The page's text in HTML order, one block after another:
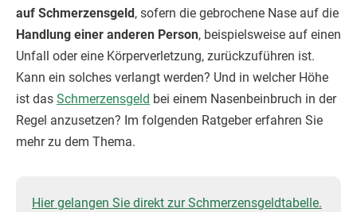
auf Schmerzensgeld, sofern die gebrochene Nase auf die
Handlung einer anderen Person, beispielsweise auf einen
Unfall oder eine Körperverletzung, zurückzuführen ist.
Kann ein solches verlangt werden? Und in welcher Höhe
ist das Schmerzensgeld bei einem Nasenbeinbruch in der
Regel anzusetzen? Im folgenden Ratgeber erfahren Sie
mehr zu dem Thema.
Hier gelangen Sie direkt zur Schmerzensgeldtabelle.